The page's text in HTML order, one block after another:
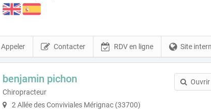
Site
RDV en ligne
Contacter
Appeler
benjamin pichon
Chiropracteur
2 Allée des Conviviales Mérignac (33700)
Ouvrir